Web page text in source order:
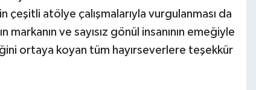
atölye çalışmalarıyla vurgulanması da
ve sayısız gönül insanının emeğiyle
ortaya koyan tüm hayırseverlere teşekkür